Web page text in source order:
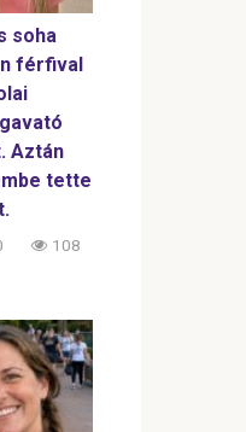
soha
férfival
Aztán
tette
108